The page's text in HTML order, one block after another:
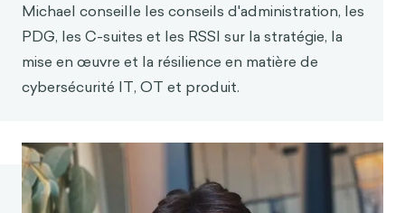
https://app.hubspot.com/documents/3834397/v
iew/268002968?accessId=622f3d
Sheffer, C. E., Mackillop, J., Fernandez, A.,
Christensen, D., Bickel, W. K., Johnson, M. W.,
priming tasks to decrease delay discounting
(examen initial des tâ
diminuer l'escompte de délai). Behaviou
Michael conseille les conseils d'administration, les
PDG, les C-suites et les RSSI sur la stratégie, la
mise en œuvre et la résilience en matière de
cybersécurité IT, OT et produit.